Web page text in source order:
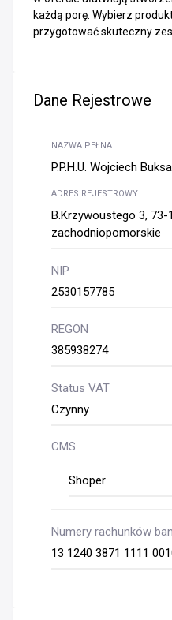
każdą porę. Wybierz
przygotować skuteczny
Dane Rejestrowe
NAZWA PEŁNA
P.P.H.U. Wojciech Buksa
ADRES REJESTROWY
B.Krzywoustego 3, 73-
zachodniopomorskie
NIP
2530157785
REGON
385938274
Status VAT
Czynny
CMS
Shoper
Numery rachunków
13 1240 3871 1111